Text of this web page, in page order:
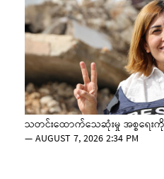
သတင်းထောက်သေဆုံးမှု အစ္စရေးကို
—AUGUST 7, 2026 2:34 PM